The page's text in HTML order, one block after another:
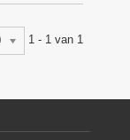
1 - 1 van 1